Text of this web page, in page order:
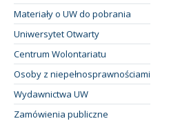
Materiały o UW do pobrania
Uniwersytet Otwarty
Centrum Wolontariatu
Osoby z niepełnosprawnościami
Wydawnictwa UW
Zamówienia publiczne